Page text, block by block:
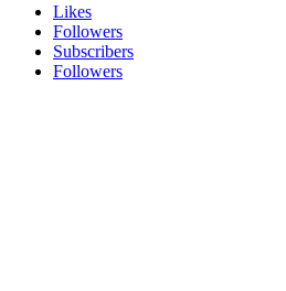
Likes
Followers
Subscribers
Followers